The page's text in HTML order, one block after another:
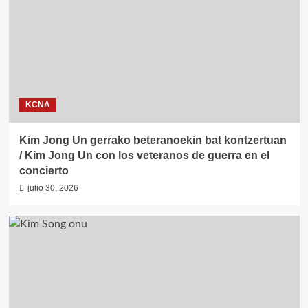
KCNA
Kim Jong Un gerrako beteranoekin bat kontzertuan
/ Kim Jong Un con los veteranos de guerra en el
concierto
julio 30, 2026